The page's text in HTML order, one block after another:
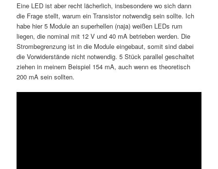
Eine LED ist aber recht lächerlich, insbesondere wo sich dann
die Frage stellt, warum ein Transistor notwendig sein sollte. Ich
habe hier 5 Module an superhellen (naja) weißen LEDs rum
liegen, die nominal mit 12 V und 40 mA betrieben werden. Die
Strombegrenzung ist in die Module eingebaut, somit sind dabei
die Vorwiderstände nicht notwendig. 5 Stück parallel geschaltet
ziehen in meinem Beispiel 154 mA, auch wenn es theoretisch
200 mA sein sollten.